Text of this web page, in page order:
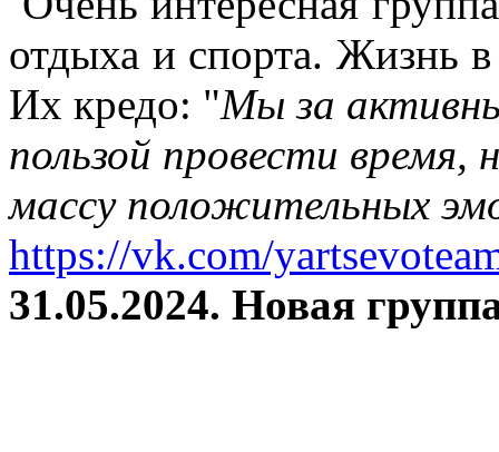
отдыха и спорта. Жизнь
Их кредо: "Мы за
пользой провести время,
массу положительных
https://vk.com/
31.05.2024. Новая